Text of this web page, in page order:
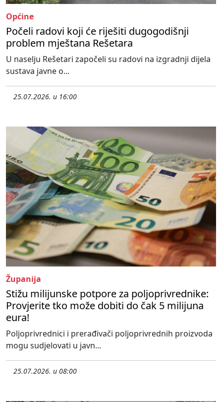
Općine
Počeli radovi koji će riješiti dugogodišnji
problem mještana Rešetara
U naselju Rešetari započeli su radovi na izgradnji dijela
sustava javne o...
25.07.2026. u 16:00
Županija
Stižu milijunske potpore za poljoprivrednike:
Provjerite tko može dobiti do čak 5 milijuna
eura!
Poljoprivrednici i prerađivači poljoprivrednih proizvoda
mogu sudjelovati u javn...
25.07.2026. u 08:00